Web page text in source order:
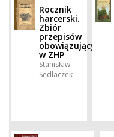
Rocznik
harcerski.
Zbiór
przepisów
obowiązujących
w ZHP
Stanisław
Sedlaczek